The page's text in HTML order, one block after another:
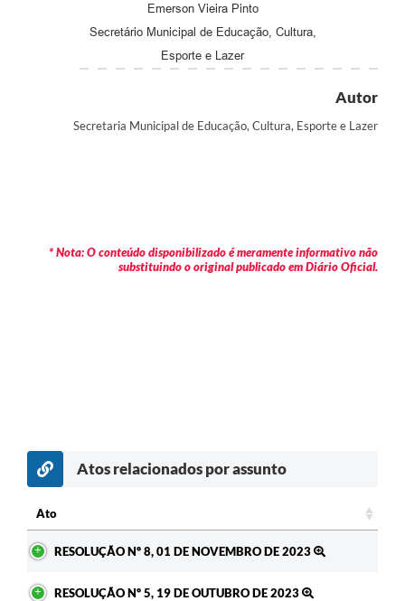
Emerson Vieira Pinto
Secretário Municipal de Educação, Cultura,
Esporte e Lazer
Autor
Secretaria Municipal de Educação, Cultura, Esporte e Lazer
* Nota: O conteúdo disponibilizado é meramente informativo não
substituindo o original publicado em Diário Oficial.
Atos relacionados por assunto
Ato
RESOLUÇÃO Nº 8, 01 DE NOVEMBRO DE 2023
RESOLUÇÃO Nº 5, 19 DE OUTUBRO DE 2023